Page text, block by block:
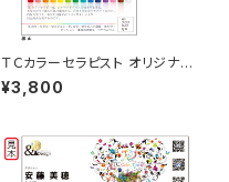
ＴＣカラーセラピスト オリジナル
名刺 50枚
¥3,800